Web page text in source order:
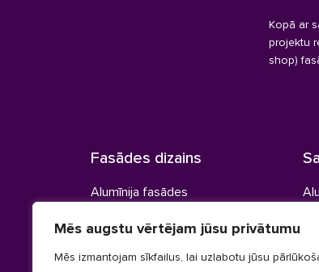
Mēs augstu vērtējam jūsu privātumu
Mēs izmantojam sīkfailus, lai uzlabotu jūsu
Kopā ar
projektu
shop)
Fasādes dizains
Alumīnija fasādes
Koka fasādes
Kompozītmateriāla fasādes